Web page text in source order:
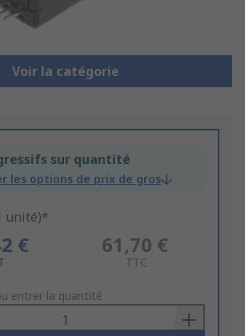
Voir la catégorie
sur quantité
les options de prix de gros
unité)*
€ 61,70 €
TTC
entrer la quantité